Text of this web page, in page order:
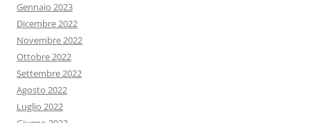
Gennaio 2023
Dicembre 2022
Novembre 2022
Ottobre 2022
Settembre 2022
Agosto 2022
Luglio 2022